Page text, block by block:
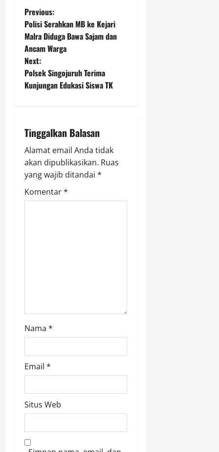
P
o
s
t
v
i
g
a
Previous:
Polisi Serahkan MB ke Kejari
Malra Diduga Bawa Sajam dan
Ancam Warga
Next:
Polsek Singojuruh Terima
Kunjungan Edukasi Siswa TK
Tinggalkan Balasan
Alamat email Anda tidak
akan dipublikasikan. Ruas
yang wajib ditandai *
Komentar*
Nama *
Email *
Situs Web